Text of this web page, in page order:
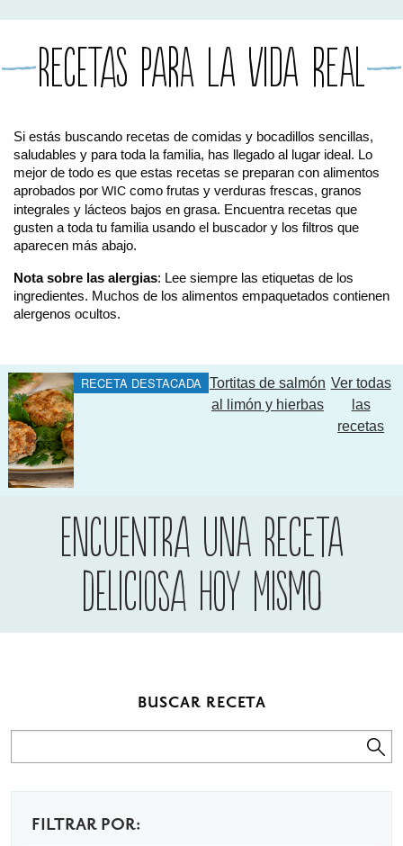
ALIMENTOS Y RECETAS
RECETAS
CÓMO COMPRAR LOS ALIMENTOS DE WIC
PAQUETES DE ALIMENTOS
TARJETA DE WIC DE TEXAS
WIC BENEFITS FOR YOUR BABY
CLASES
NIÑOS
LET’S CELEBRATE
LET’S READ!
LET’S COLOR
LET’S GROW!
LET'S PLAY!
LET’S DANCE!
LET’S COOK!
HEALTH PARTNERS
BREASTFEEDING SERVICES
BREAST PUMPS
WIC LACTATION SUPPORT CENTERS & HOTLINES
BREASTFEEDING TRAINING FOR HEALTH-CARE PROVIDERS
NUTRITION AND REFERRALS
FORMULA PRESCRIPTIONS
INFANT FEEDING OPTIONS
PARTNER RESOURCES
TEXAS TEN STEP PROGRAM
Recetas para la vida real
Si estás buscando recetas de comidas y bocadillos sencillas,
saludables y para toda la familia, has llegado al lugar ideal. Lo
mejor de todo es que estas recetas se preparan con alimentos
aprobados por WIC como frutas y verduras frescas, granos
integrales y lácteos bajos en grasa. Encuentra recetas que
gusten a toda tu familia usando el buscador y los filtros que
aparecen más abajo.
Nota sobre las alergias: Lee siempre las etiquetas de los
ingredientes. Muchos de los alimentos empaquetados contienen
alergenos ocultos.
RECETA DESTACADA Tortitas de salmón
al limón y hierbas
Ver todas
las
recetas
Encuentra una receta
deliciosa hoy mismo
BUSCAR RECETA
FILTRAR POR: